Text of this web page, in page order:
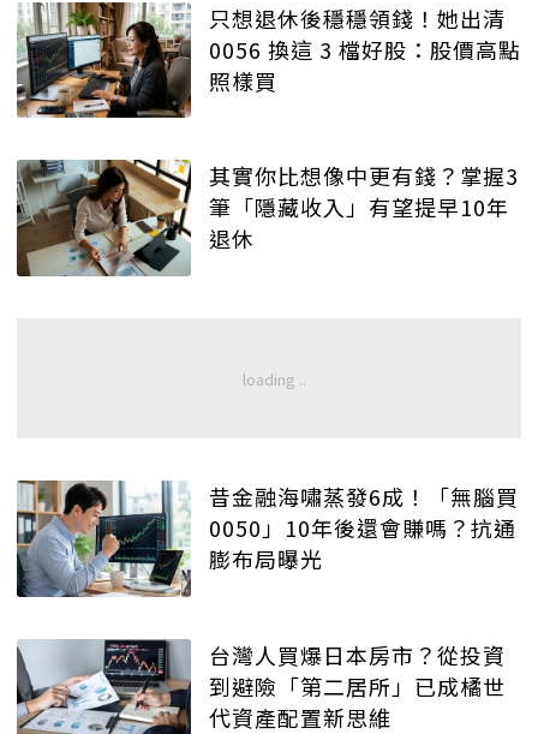
只想退休後穩穩領錢！她出清
0056 換這 3 檔好股：股價高點
照樣買
其實你比想像中更有錢？掌握3
筆「隱藏收入」有望提早10年
退休
昔金融海嘯蒸發6成！「無腦買
0050」10年後還會賺嗎？抗通
膨布局曝光
台灣人買爆日本房市？從投資
到避險「第二居所」已成橘世
代資產配置新思維